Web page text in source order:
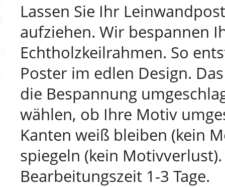
Lassen Sie Ihr
aufziehen. Wir bespannen
Echtholzkeilrahmen. So
Poster im edlen Design.
die Bespannung
wählen, ob Ihre Motiv
Kanten weiß bleiben (kein
spiegeln (kein
Bearbeitungszeit 1-3 Tage.